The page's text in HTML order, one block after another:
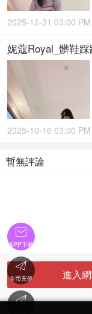
2025-12-31 03:00 PM
妮蔻Royal_髒鞋
2025-10-16 03:00 PM
暫無評論
進入
'

APP下載

金币充值
